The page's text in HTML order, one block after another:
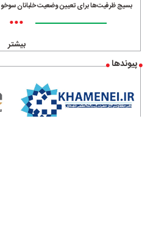
بسیج ظرفیت‌ها برای تعیین وضعیت خلبانان سوخو
•••
بیشتر
پیوندها